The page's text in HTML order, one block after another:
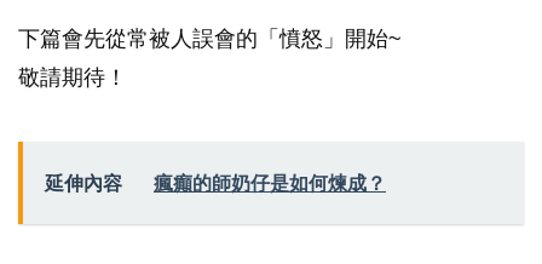
下篇會先從常被人誤會的「憤怒」開始~
敬請期待！
延伸內容 瘋癲的師奶仔是如何煉成？